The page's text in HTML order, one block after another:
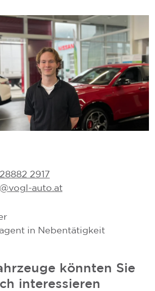
2917
auto.at
in Nebentätigkeit
könnten Sie
interessieren